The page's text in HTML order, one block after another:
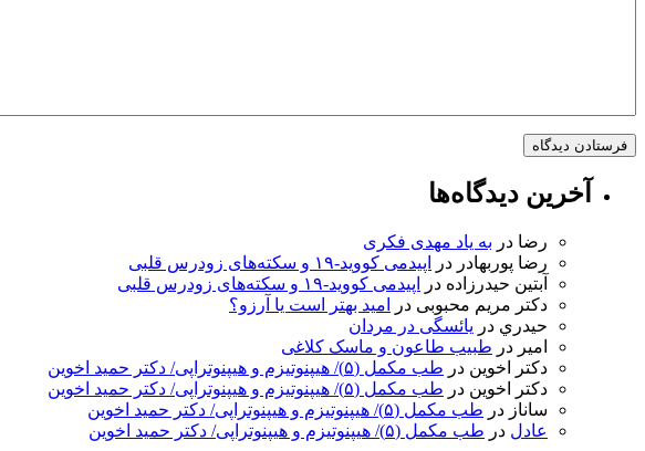
آخرین دیدگاه‌ها
رضا در به ‌یاد مهدی فکری
رضا پوربهادر در
اپیدمی کووید-۱۹ و سکته‌های زودرس قلبی
آبتین حیدرزاده در
اپیدمی کووید-۱۹ و سکته‌های زودرس قلبی
دکتر مریم محبوبی در
امید بهتر است یا آرزو؟
حيدري در یائسگی در مردان
امیر در طبیب طاعون و ماسک کلاغی
دکتر اخوین در طب مکمل (۵)/ هیپنوتیزم و هیپنوتراپی/ دکتر حمید اخوین
دکتر اخوین در طب مکمل (۵)/ هیپنوتیزم و هیپنوتراپی/ دکتر حمید اخوین
ساناز در طب مکمل (۵)/ هیپنوتیزم و هیپنوتراپی/ دکتر حمید اخوین
عادل در طب مکمل (۵)/ هیپنوتیزم و هیپنوتراپی/ دکتر حمید اخوین